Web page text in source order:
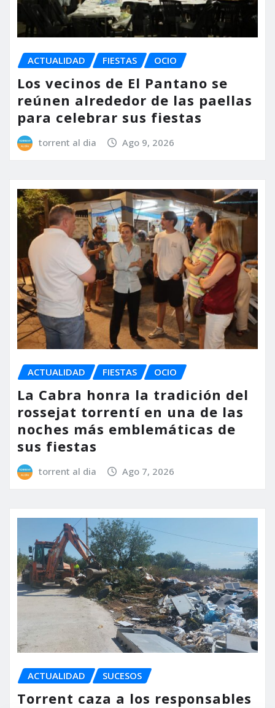
ACTUALIDAD FIESTAS OCIO
Los vecinos de El Pantano se
reúnen alrededor de las paellas
para celebrar sus fiestas
torrent al dia Ago 9, 2026
ACTUALIDAD FIESTAS OCIO
La Cabra honra la tradición del
rossejat torrentí en una de las
noches más emblemáticas de
sus fiestas
torrent al dia Ago 7, 2026
ACTUALIDAD SUCESOS
Torrent caza a los responsables